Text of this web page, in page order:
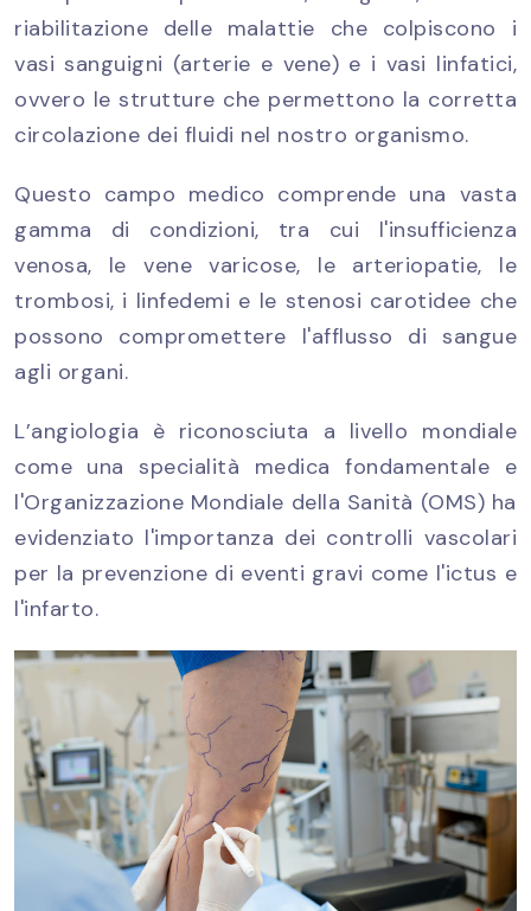
riabilitazione delle malattie che colpiscono i
vasi sanguigni (arterie e vene) e i vasi linfatici,
ovvero le strutture che permettono la corretta
circolazione dei fluidi nel nostro organismo.
Questo campo medico comprende una vasta
gamma di condizioni, tra cui l'insufficienza
venosa, le vene varicose, le arteriopatie, le
trombosi, i linfedemi e le stenosi carotidee che
possono compromettere l'afflusso di sangue
agli organi.
L’angiologia è riconosciuta a livello mondiale
come una specialità medica fondamentale e
l'Organizzazione Mondiale della Sanità (OMS) ha
evidenziato l'importanza dei controlli vascolari
per la prevenzione di eventi gravi come l'ictus e
l'infarto.